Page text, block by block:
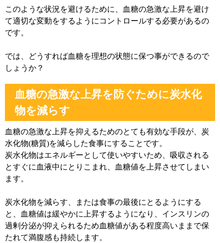
このような状況を避けるために、血糖の急激な上昇を避け
て適切な変動をするようにコントロールする必要があるの
です。
では、どうすれば血糖を理想の状態に保つ事ができるので
しょうか？
血糖の急激な上昇を防ぐために炭水化
物を減らす
血糖の急激な上昇を抑えるためのとても有効な手段が、炭
水化物(糖質)を減らした食事にすることです。
炭水化物はエネルギーとして使いやすいため、吸収される
とすぐに血液中にとりこまれ、血糖値を上昇させてしまい
ます。
炭水化物を減らす、または食事の最後にとるようにする
と、血糖値は緩やかに上昇するようになり、インスリンの
過剰分泌が抑えられるため血糖値がある程度高いままで保
たれて満腹感も持続します。